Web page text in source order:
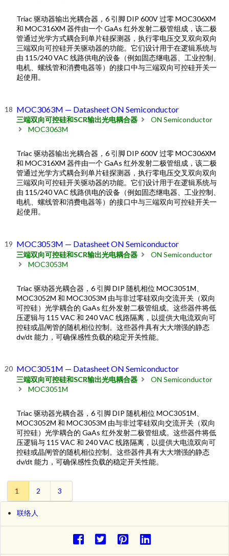
Triac 驱动器输出光耦合器，6 引脚 DIP 600V 过零 MOC306XM
和 MOC316XM 器件由一个 GaAs 红外发射二极管组成，该二极
管通过光学方式耦合到单片硅探测器，执行零电压交叉双向双向
三端双向可控硅开关驱动器的功能。它们设计用于在逻辑系统与
由 115/240 VAC 线路供电的设备（例如固态继电器、工业控制、
电机、螺线管和消费电器等）的接口中与三端双向可控硅开关一
起使用。
MOC3063M — Datasheet ON Semiconductor
三端双向可控硅和SCR输出光电耦合器
ON Semiconductor
MOC3063M
Triac 驱动器输出光耦合器，6 引脚 DIP 600V 过零 MOC306XM
和 MOC316XM 器件由一个 GaAs 红外发射二极管组成，该二极
管通过光学方式耦合到单片硅探测器，执行零电压交叉双向双向
三端双向可控硅开关驱动器的功能。它们设计用于在逻辑系统与
由 115/240 VAC 线路供电的设备（例如固态继电器、工业控制、
电机、螺线管和消费电器等）的接口中与三端双向可控硅开关一
起使用。
MOC3053M — Datasheet ON Semiconductor
三端双向可控硅和SCR输出光电耦合器
ON Semiconductor
MOC3053M
Triac 驱动器光耦合器，6 引脚 DIP 随机相位 MOC3051M、
MOC3052M 和 MOC3053M 由与非过零硅双向交流开关（双向
可控硅）光学耦合的 GaAs 红外发射二极管组成。这些器件将低
压逻辑与 115 VAC 和 240 VAC 线路隔离，以提供大电流双向可
控硅或晶闸管的随机相位控制。这些器件具有大大增强的静态
dv/dt 能力，可确保感性负载的稳定开关性能。
MOC3051M — Datasheet ON Semiconductor
三端双向可控硅和SCR输出光电耦合器
ON Semiconductor
MOC3051M
Triac 驱动器光耦合器，6 引脚 DIP 随机相位 MOC3051M、
MOC3052M 和 MOC3053M 由与非过零硅双向交流开关（双向
可控硅）光学耦合的 GaAs 红外发射二极管组成。这些器件将低
压逻辑与 115 VAC 和 240 VAC 线路隔离，以提供大电流双向可
控硅或晶闸管的随机相位控制。这些器件具有大大增强的静态
dv/dt 能力，可确保感性负载的稳定开关性能。
1 2 3
联络人